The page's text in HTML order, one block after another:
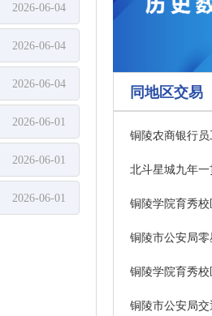
2026-06-04
2026-06-04
2026-06-04
2026-06-01
2026-06-01
2026-06-01
同地区交易